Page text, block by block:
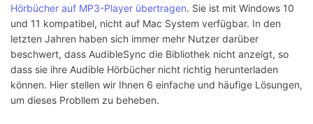
Hörbücher auf MP3-Player übertragen. Sie ist mit Windows 10
und 11 kompatibel, nicht auf Mac System verfügbar. In den
letzten Jahren haben sich immer mehr Nutzer darüber
beschwert, dass AudibleSync die Bibliothek nicht anzeigt, so
dass sie ihre Audible Hörbücher nicht richtig herunterladen
können. Hier stellen wir Ihnen 6 einfache und häufige Lösungen,
um dieses Probllem zu beheben.